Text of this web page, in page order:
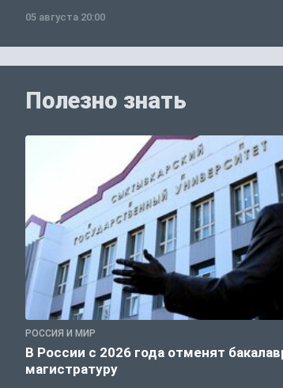
05 августа 20:00
Полезно знать
РОССИЯ И МИР
В России с 2026 года отменят
магистратуру